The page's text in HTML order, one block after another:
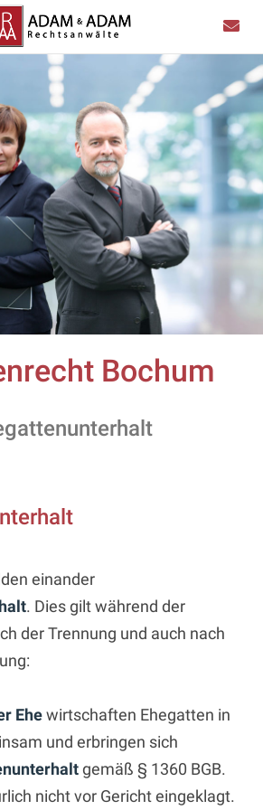
Bochum
einander
. Dies gilt während der
der Trennung und auch nach
Ehewirtschaften Ehegatten in
und erbringen sich
gemäß § 1360 BGB.
nicht vor Gericht eingeklagt.